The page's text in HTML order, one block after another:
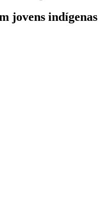
jovens indígenas